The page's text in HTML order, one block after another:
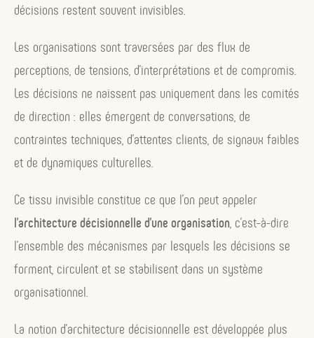
La responsabilité reste toujours incarnée
Un paradoxe organisationnel : centralisation du
sens, décentralisation des décisions
L’organisation comme système décisionnel
Pourquoi l’architecture décisionnelle devient centrale
décisions restent souvent invisibles.
Les organisations sont traversées par des flux de
perceptions, de tensions, d’interprétations et de compromis.
Les décisions ne naissent pas uniquement dans les comités
de direction : elles émergent de conversations, de
contraintes techniques, d’attentes clients, de signaux faibles
et de dynamiques culturelles.
Ce tissu invisible constitue ce que l’on peut appeler
l’architecture décisionnelle d’une organisation, c’est-à-dire
l’ensemble des mécanismes par lesquels les décisions se
forment, circulent et se stabilisent dans un système
organisationnel.
La notion d’architecture décisionnelle est développée plus